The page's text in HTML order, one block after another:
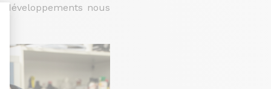
Your Options
nous